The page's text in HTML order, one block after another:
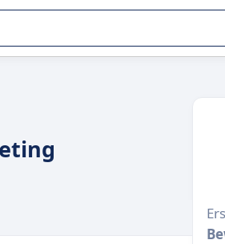
in Unternehmen.